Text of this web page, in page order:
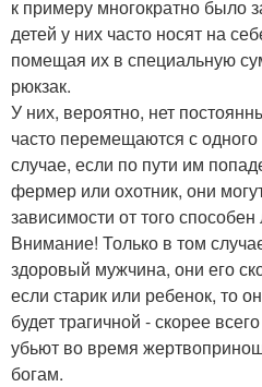
к примеру многократно было
детей у них часто носят на
помещая их в специальную
рюкзак.
У них, вероятно, нет
часто перемещаются с
случае, если по пути им
фермер или охотник, они
зависимости от того
Внимание! Только в том
здоровый мужчина, они его
если старик или ребенок, то
будет трагичной - скорее
убьют во время
богам.